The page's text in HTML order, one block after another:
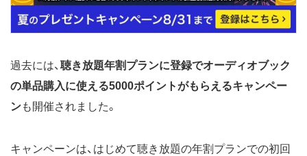
過去には、 聴き放題年割プランに登録でオーディオブック
の単品購入に使える5000ポイントがもらえるキャンペー
ンも開催されました。
キャンペーンは、はじめて聴き放題の年割プランでの初回